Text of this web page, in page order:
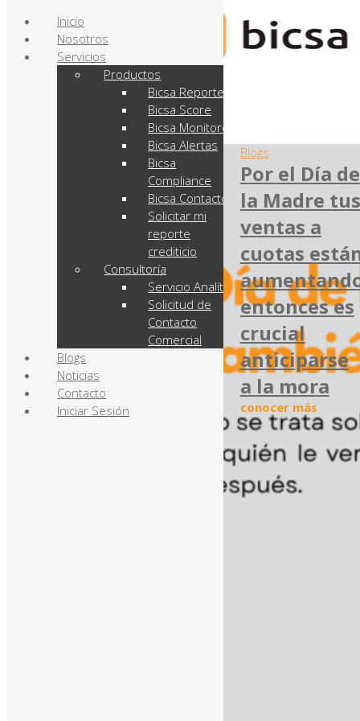
Blogs
Por el Día de
la Madre tus
ventas a
cuotas
entonces es
crucial
anticiparse
a la mora
conocer más
Inicio
Nosotros
Servicios
Productos
Bicsa Reporte
Bicsa Score
Bicsa Monitoreo
Bicsa Alertas
Bicsa
Compliance
Bicsa Contactos
Solicitar mi
reporte
crediticio
Consultoría
Servicio Analítico
Solicitud de
Contacto
Comercial
Blogs
Noticias
Contacto
Iniciar Sesión